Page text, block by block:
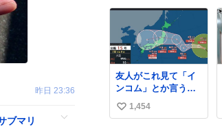
昨日 23:36
ブマリ
い
数
友人がこれ見て「イ
ンコム」とか言うか
ら、もうそれにしか
見えなくなっちゃっ
い
1,454